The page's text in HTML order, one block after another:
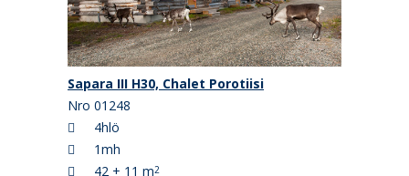
Sapara III H30, Chalet Porotiisi
Nro 01248
4hlö
1mh
42 + 11 m2